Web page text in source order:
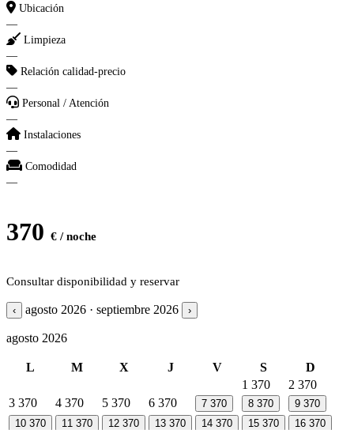
Ubicación
—
Limpieza
—
Relación calidad-precio
—
Personal / Atención
—
Instalaciones
—
Comodidad
—
370 € / noche
Consultar disponibilidad y reservar
‹ agosto 2026 · septiembre 2026 ›
agosto 2026
L M X J V S
D
1 370 2 370
3 370 4 370 5 370 6 370 7 370 8 370 9 370
10 370 11 370 12 370 13 370 14 370 15 370 16 370